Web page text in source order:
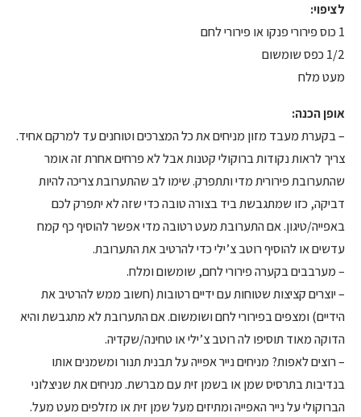
לציפוי:
1 כוס פירורי פנקו או פירורי לחם
1/2 כפס שומשום
מעט מלח
אופן הכנה:
– בקערת מעבד מזון מניחים את כל המצרכים וטוחנים עד למרקם אחיד.
צריך לראות נקודות ברוקולי קטנות אבל לא פרחים אחרת זה אומר
שהתערובת פירורית מדי ותתפרק. שימו לב שהתערובת צריכה להיות
דביקה, כזו שמתגבשת ביד בצורה טובה כדי שזה לא יתפרק לכם
באפייה/טיגון. אם התערובת מעט רטובה מדי אפשר להוסיף כף קמח
עדשים או להוסיף רוטב צ’ילי כדי להרטיב את התערובת.
– מערבבים בקערה פירורי לחם, שומשום ומלח.
– יוצרים קציצות שטוחות עם ידיים רטובות (חשוב ממש להרטיב את
הידיים) ומצפים בפירורי לחם ושומשום. אם התערובת לא מתגבשת והיא
הדוקה מאוד תוסיפו לה רוטב צ’ילי או טחינה/שקדיה.
– רוצים לאפות? מניחים נייר אפייה על תבנית תנור ומשמנים אותו
בנדיבות בתרסיס שמן או בשמן זית עם מברשת. מניחים את שניצלוני
הברוקולי על נייר האפייה ומתיזים מעל שמן זית או מזלפים מעט מעל.